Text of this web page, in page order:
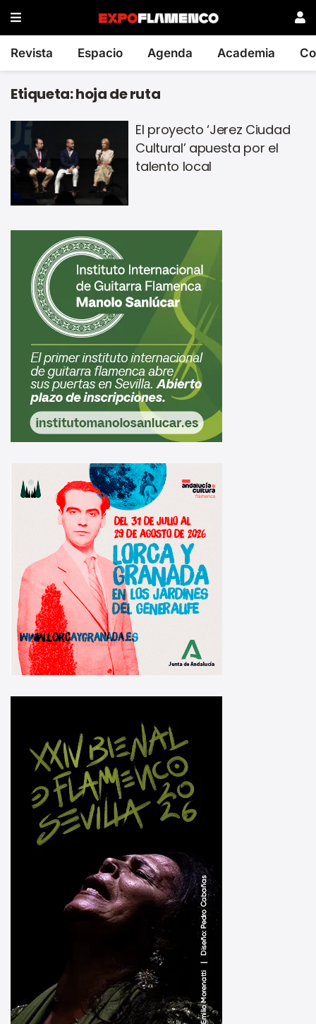
Revista Espacio Agenda Academia
Etiqueta:hoja de ruta
El proyecto ‘Jerez Ciudad
Cultural’ apuesta por el
talento local